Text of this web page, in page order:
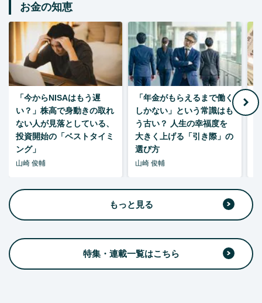
お金の知恵
「今からNISAはもう遅
い？」株高で身動きの取れ
ない人が見落としている、
投資開始の「ベストタイミ
ング」
山崎 俊輔
「年金がもらえるまで働く
しかない」という常識はも
う古い？ 人生の幸福度を
大きく上げる「引き際」の
選び方
山崎 俊輔
もっと見る
特集・連載一覧はこちら